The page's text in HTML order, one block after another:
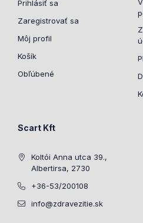
Prihlásiť sa
Zaregistrovať sa
Môj profil
Košík
Obľúbené
Scart Kft
Koltói Anna utca 39.,
Albertirsa, 2730
+36-53/200108
info@zdravezitie.sk